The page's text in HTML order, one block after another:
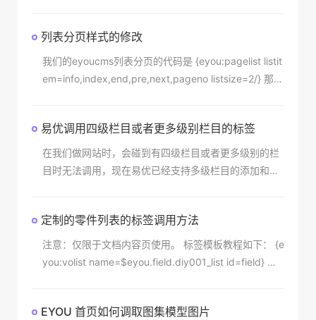
列表分页样式的修改
我们的eyoucms列表分页的代码是 {eyou:pagelist listit
em=info,index,end,pre,next,pageno listsize=2/} 那我
易优调用四级栏目或者更多级别栏目的标签
在我们做网站时，会碰到有四级栏目或者更多级别的栏
目时无法调用，现在易优已经支持多级栏目的添加和调
现在分享他的调用标签如下：{eyou:models type="firs
t" currentstyle="cur" id="field1"}
定制的零件列表的标签调用方法
注意：仅限于文档内容页使用。 标签模板教程如下： {e
you:volist name=$eyou.field.diy001_list id=field} 名
EYOU 首页如何调取图集模型图片